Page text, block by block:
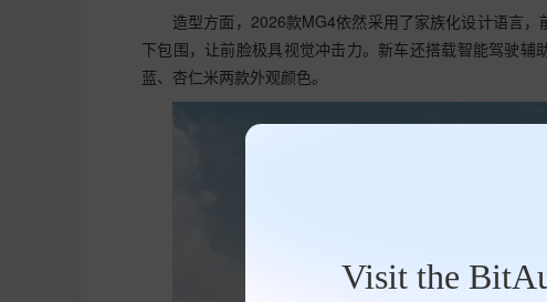
Visit the
造型方面，2026款MG4依然采用了家族化设计语言
下包围，让前脸极具视觉冲击力。新车还搭载智能驾驶
蓝、杏仁米两款外观颜色。